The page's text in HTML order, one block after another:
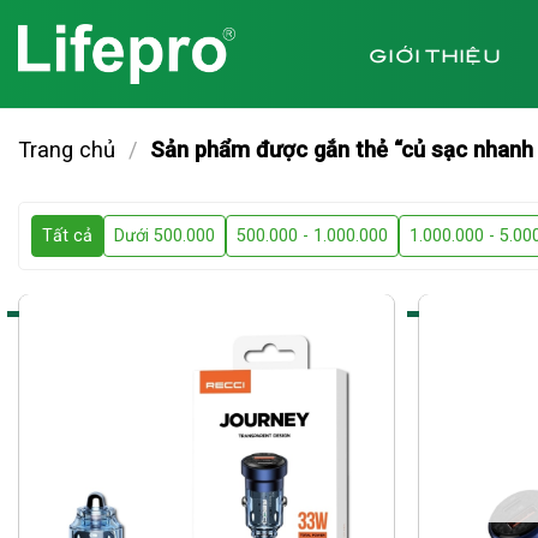
nội
dung
GIỚI THIỆU
Trang chủ / Sản phẩm được gắn thẻ “củ sạc nhanh
Tất cả Dưới 500.000 500.000 - 1.000.000 1.000.000 -